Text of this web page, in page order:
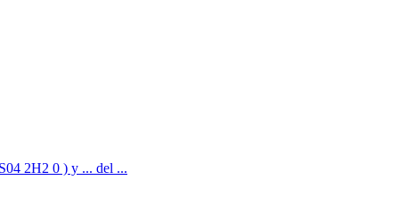
2H2 0 ) y ... del ...